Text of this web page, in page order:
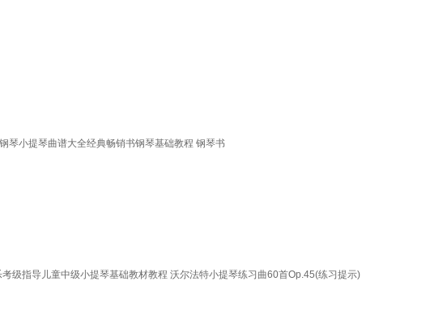
琴小提琴曲谱大全经典畅销书钢琴基础教程 钢琴书
级指导儿童中级小提琴基础教材教程 沃尔法特小提琴练习曲60首Op.45(练习提示)